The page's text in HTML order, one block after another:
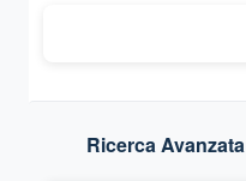
Ricerca Avanzata